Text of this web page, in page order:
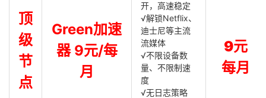
顶
级
节
点
Green加速
器 9元/每
月
开，高速稳定
√解锁Netflix、
迪士尼等主流
流媒体
√不限设备数
量、不限制速
度
√无日志策略
9元
每月